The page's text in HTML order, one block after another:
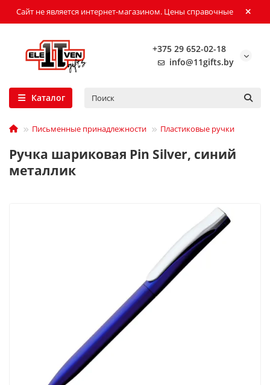
Сайт не является интернет-магазином. Цены справочные
+375 29 652-02-18
info@11gifts.by
Каталог
Письменные принадлежности Пластиковые ручки
Ручка шариковая Pin Silver, синий
металлик